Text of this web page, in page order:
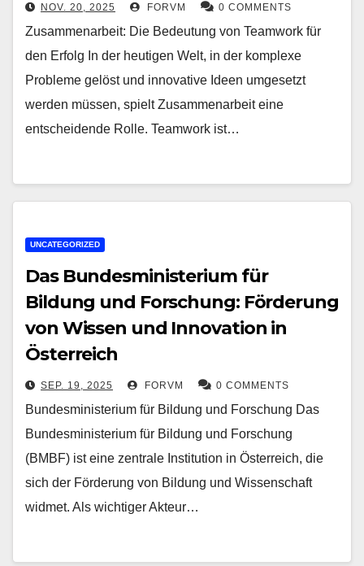
NOV. 20, 2025 FORVM 0 COMMENTS
Zusammenarbeit: Die Bedeutung von Teamwork für
den Erfolg In der heutigen Welt, in der komplexe
Probleme gelöst und innovative Ideen umgesetzt
werden müssen, spielt Zusammenarbeit eine
entscheidende Rolle. Teamwork ist…
UNCATEGORIZED
Das Bundesministerium für
Bildung und Forschung: Förderung
von Wissen und Innovation in
Österreich
SEP. 19, 2025 FORVM 0 COMMENTS
Bundesministerium für Bildung und Forschung Das
Bundesministerium für Bildung und Forschung
(BMBF) ist eine zentrale Institution in Österreich, die
sich der Förderung von Bildung und Wissenschaft
widmet. Als wichtiger Akteur…